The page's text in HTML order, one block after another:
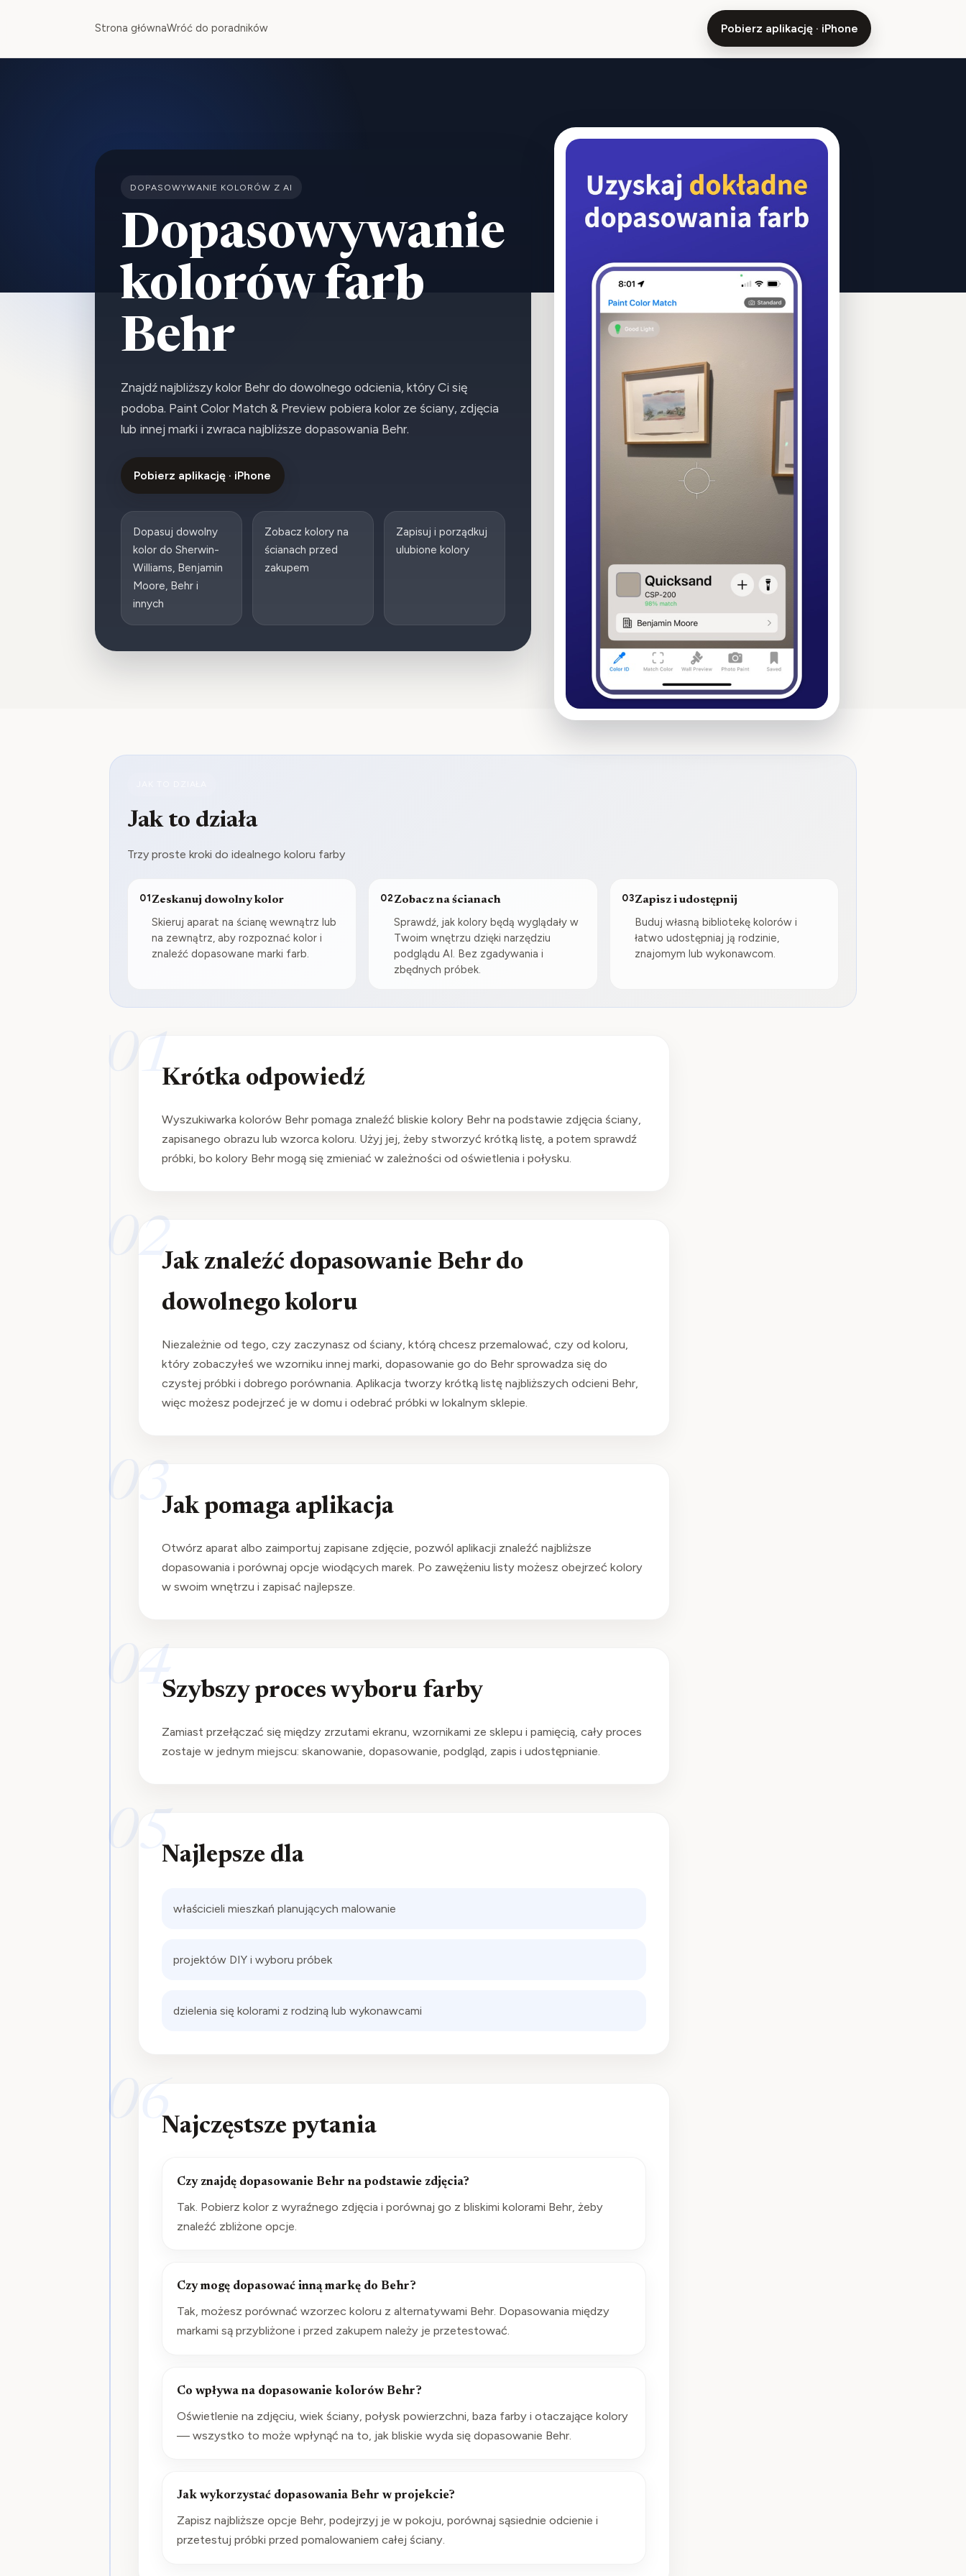
Strona głównaWróć do poradników Pobierz aplikację · iPhone
DOPASOWYWANIE KOLORÓW Z AI
Dopasowywanie
kolorów farb
Behr
Znajdź najbliższy kolor Behr do dowolnego odcienia, który Ci się
podoba. Paint Color Match & Preview pobiera kolor ze ściany, zdjęcia
lub innej marki i zwraca najbliższe dopasowania Behr.
Pobierz aplikację · iPhone
Dopasuj dowolny
kolor do Sherwin-
Williams, Benjamin
Moore, Behr i
innych
Zobacz kolory na
ścianach przed
zakupem
Zapisuj i porządkuj
ulubione kolory
Jak to działa
Trzy proste kroki do idealnego koloru farby
01 Zeskanuj dowolny kolor
Skieruj aparat na ścianę wewnątrz lub
na zewnątrz, aby rozpoznać kolor i
znaleźć dopasowane marki farb.
02 Zobacz na ścianach
Sprawdź, jak kolory będą wyglądały w
Twoim wnętrzu dzięki narzędziu
podglądu AI. Bez zgadywania i
zbędnych próbek.
03Zapisz i udostępnij
Buduj własną bibliotekę kolorów i
łatwo udostępniaj ją rodzinie,
znajomym lub wykonawcom.
01Krótka odpowiedź
Wyszukiwarka kolorów Behr pomaga znaleźć bliskie kolory Behr na podstawie zdjęcia ściany,
zapisanego obrazu lub wzorca koloru. Użyj jej, żeby stworzyć krótką listę, a potem sprawdź
próbki, bo kolory Behr mogą się zmieniać w zależności od oświetlenia i połysku.
02Jak znaleźć dopasowanie Behr do
dowolnego koloru
Niezależnie od tego, czy zaczynasz od ściany, którą chcesz przemalować, czy od koloru,
który zobaczyłeś we wzorniku innej marki, dopasowanie go do Behr sprowadza się do
czystej próbki i dobrego porównania. Aplikacja tworzy krótką listę najbliższych odcieni Behr,
więc możesz podejrzeć je w domu i odebrać próbki w lokalnym sklepie.
03Jak pomaga aplikacja
Otwórz aparat albo zaimportuj zapisane zdjęcie, pozwól aplikacji znaleźć najbliższe
dopasowania i porównaj opcje wiodących marek. Po zawężeniu listy możesz obejrzeć kolory
w swoim wnętrzu i zapisać najlepsze.
04Szybszy proces wyboru farby
Zamiast przełączać się między zrzutami ekranu, wzornikami ze sklepu i pamięcią, cały proces
zostaje w jednym miejscu: skanowanie, dopasowanie, podgląd, zapis i udostępnianie.
05Najlepsze dla
właścicieli mieszkań planujących malowanie
projektów DIY i wyboru próbek
dzielenia się kolorami z rodziną lub wykonawcami
06Najczęstsze pytania
Czy znajdę dopasowanie Behr na podstawie zdjęcia?
Tak. Pobierz kolor z wyraźnego zdjęcia i porównaj go z bliskimi kolorami Behr, żeby
znaleźć zbliżone opcje.
Czy mogę dopasować inną markę do Behr?
Tak, możesz porównać wzorzec koloru z alternatywami Behr. Dopasowania między
markami są przybliżone i przed zakupem należy je przetestować.
Co wpływa na dopasowanie kolorów Behr?
Oświetlenie na zdjęciu, wiek ściany, połysk powierzchni, baza farby i otaczające kolory
— wszystko to może wpłynąć na to, jak bliskie wyda się dopasowanie Behr.
Jak wykorzystać dopasowania Behr w projekcie?
Zapisz najbliższe opcje Behr, podejrzyj je w pokoju, porównaj sąsiednie odcienie i
przetestuj próbki przed pomalowaniem całej ściany.